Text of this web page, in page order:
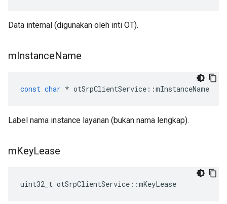
Data internal (digunakan oleh inti OT).
mInstanceName
const char * otSrpClientService ::mInstanceName
Label nama instance layanan (bukan nama lengkap).
mKeyLease
uint32_t otSrpClientService ::mKeyLease